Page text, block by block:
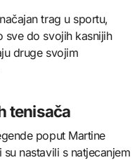
trag u sportu,
sve do svojih kasnijih
druge svojim
tenisača
poput Martine
nastavili s natjecanjem